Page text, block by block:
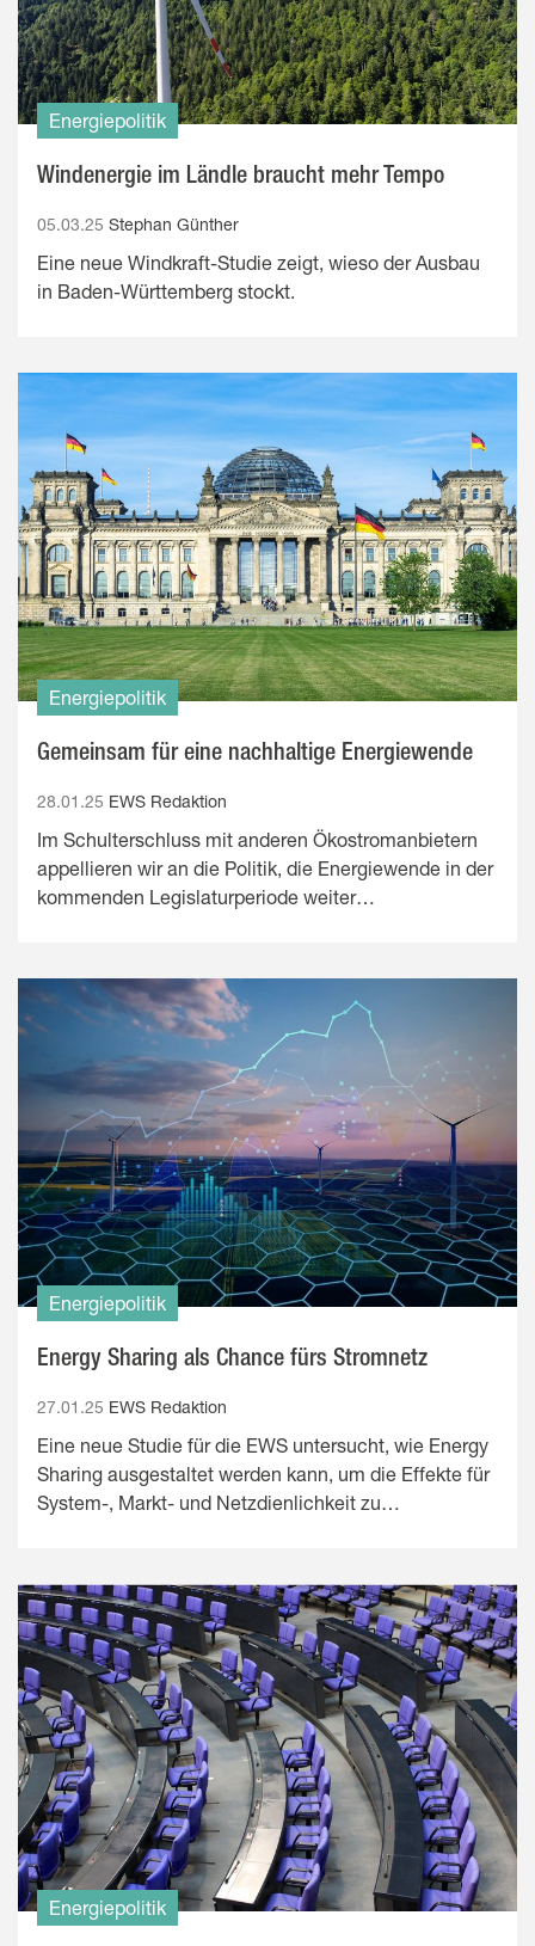
Energiepolitik
Windenergie im Ländle braucht mehr Tempo
05.03.25 Stephan Günther
Eine neue Windkraft-Studie zeigt, wieso der Ausbau
in Baden-Württemberg stockt.
Energiepolitik
Gemeinsam für eine nachhaltige Energiewende
28.01.25 EWS Redaktion
Im Schulterschluss mit anderen Ökostromanbietern
appellieren wir an die Politik, die Energiewende in der
kommenden Legislaturperiode weiter…
Energiepolitik
Energy Sharing als Chance fürs Stromnetz
27.01.25 EWS Redaktion
Eine neue Studie für die EWS untersucht, wie Energy
Sharing ausgestaltet werden kann, um die Effekte für
System-, Markt- und Netzdienlichkeit zu…
Energiepolitik